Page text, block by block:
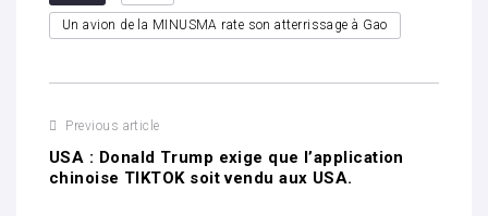
Un avion de la MINUSMA rate son atterrissage à Gao
Previous article
USA : Donald Trump exige que l’application
chinoise TIKTOK soit vendu aux USA.